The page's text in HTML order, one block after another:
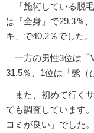
「施術している脱
は「全身」で29.3％
キ」で40.2％でした。
一方の男性3位は「
31.5％、1位は「髭（
また、初めて行く
ても調査しています
コミが良い」でした